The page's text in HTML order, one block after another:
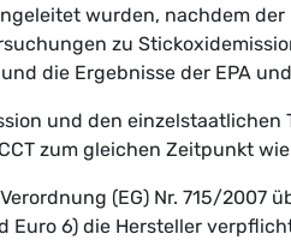
wurden, nachdem
zu
die Ergebnisse der EPA
und den
zum gleichen Zeitpunkt
(EG) Nr. 715/2007
Euro 6) die Hersteller